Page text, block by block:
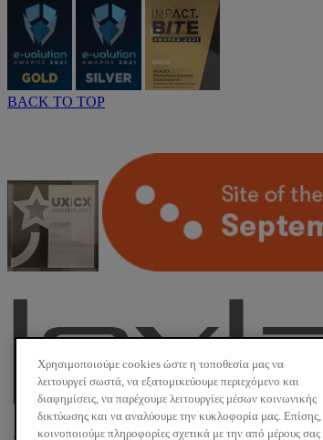
BACK TO TOP
Χρησιμοποιούμε cookies ώστε η τοποθεσία μας να
λειτουργεί σωστά, να εξατομικεύουμε περιεχόμενο και
διαφημίσεις, να παρέχουμε λειτουργίες μέσων κοινωνικής
δικτύωσης και να αναλύουμε την κυκλοφορία μας. Επίσης,
κοινοποιούμε πληροφορίες σχετικά με την από μέρους σας